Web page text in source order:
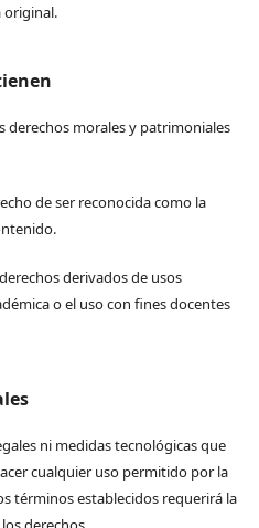
original.
derechos morales y patrimoniales
de ser reconocida como la
derivados de usos
o el uso con fines docentes
ni medidas tecnológicas que
cualquier uso permitido por la
términos establecidos requerirá la